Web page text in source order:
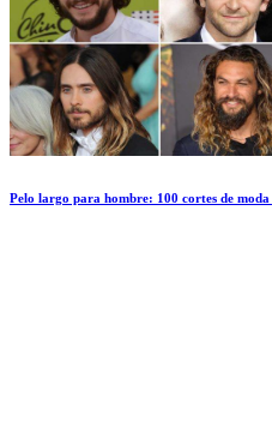
Pelo largo para hombre: 100 cortes de